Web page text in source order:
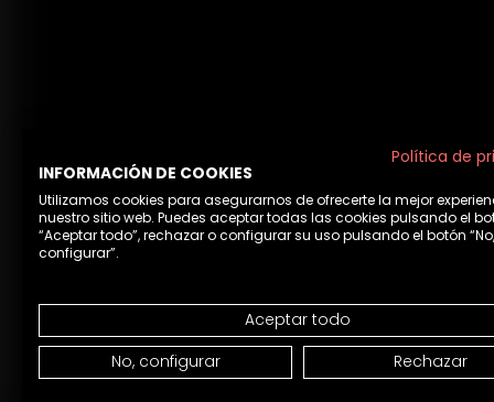
Avviso
Política de
INFORMACIÓN DE COOKIES
Utilizamos cookies para asegurarnos de ofrecerte la mejor
nuestro sitio web. Puedes aceptar todas las cookies pulsando el
“Aceptar todo”, rechazar o configurar su uso pulsando el botón “No,
configurar”.
Aceptar todo
No, configurar
Rechazar